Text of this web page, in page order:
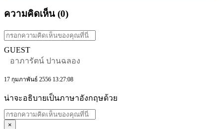
ความคิดเห็น (0)
GUEST
อาภารัตน์ ปานฉลอง
17 กุมภาพันธ์ 2556 13:27:08
น่าจะอธิบายเป็นภาษาอังกฤษด้วย
×